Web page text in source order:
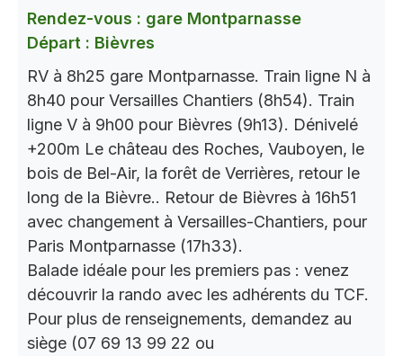
Rendez-vous : gare Montparnasse
Départ : Bièvres
RV à 8h25 gare Montparnasse. Train ligne N à
8h40 pour Versailles Chantiers (8h54). Train
ligne V à 9h00 pour Bièvres (9h13). Dénivelé
+200m Le château des Roches, Vauboyen, le
bois de Bel-Air, la forêt de Verrières, retour le
long de la Bièvre.. Retour de Bièvres à 16h51
avec changement à Versailles-Chantiers, pour
Paris Montparnasse (17h33).
Balade idéale pour les premiers pas : venez
découvrir la rando avec les adhérents du TCF.
Pour plus de renseignements, demandez au
siège (07 69 13 99 22 ou